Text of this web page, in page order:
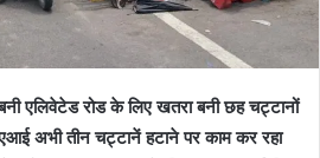
एलिवेटेड रोड के लिए खतरा बनी छह चट्टानों
अभी तीन चट्टानें हटाने पर काम कर रहा